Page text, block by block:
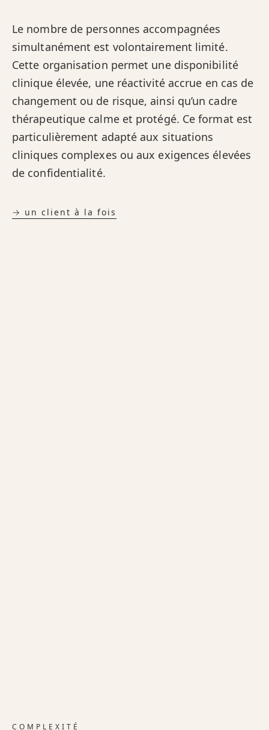
Le nombre de personnes accompagnées
simultanément est volontairement limité.
Cette organisation permet une disponibilité
clinique élevée, une réactivité accrue en cas de
changement ou de risque, ainsi qu’un cadre
thérapeutique calme et protégé. Ce format est
particulièrement adapté aux situations
cliniques complexes ou aux exigences élevées
de confidentialité.
→ un client à la fois
COMPLEXITÉ